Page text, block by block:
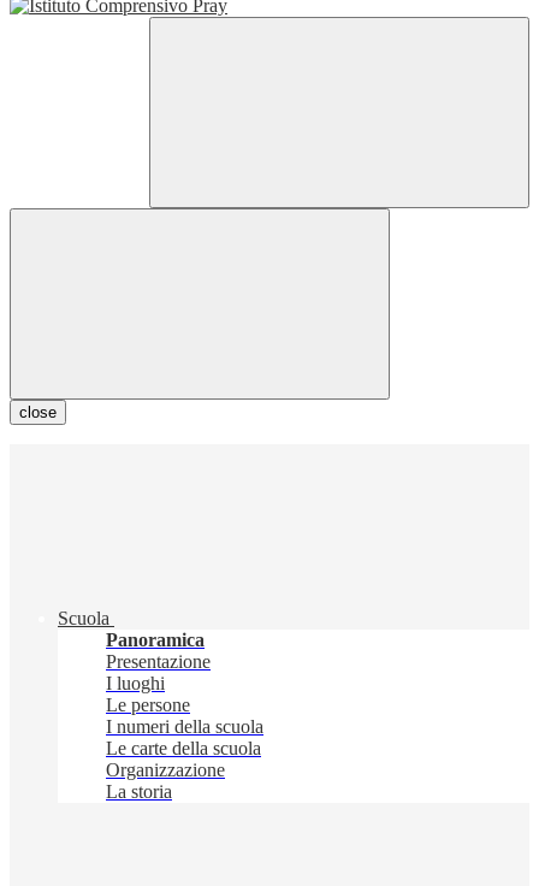
close
Scuola
Panoramica
Presentazione
I luoghi
Le persone
I numeri della scuola
Le carte della scuola
Organizzazione
La storia